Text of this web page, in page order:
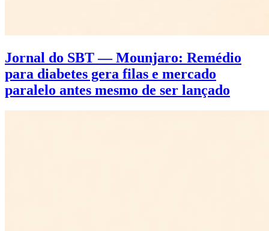
Jornal do SBT — Mounjaro: Remédio
para diabetes gera filas e mercado
paralelo antes mesmo de ser lançado